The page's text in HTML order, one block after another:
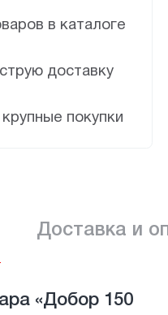
в каталоге
доставку
покупки
Доставка и
«Добор 150